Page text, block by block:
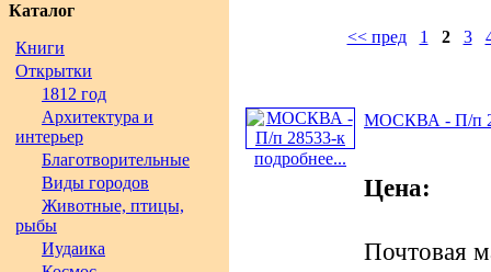
Каталог
Книги
Открытки
1812 год
Архитектура и
интерьер
Благотворительные
Виды городов
Животные, птицы,
рыбы
Иудаика
<< пред 1 2 3
подробнее...
МОСКВА - П/п
Цена:
Почтовая